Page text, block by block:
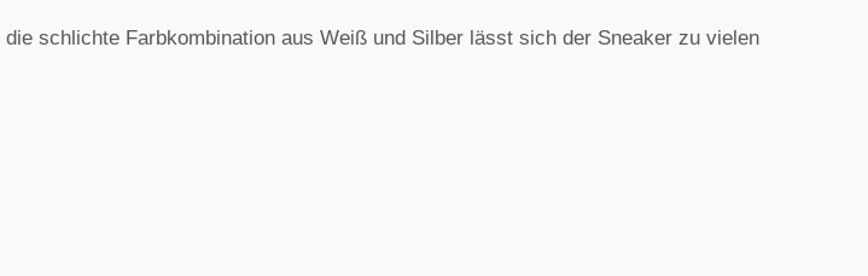
schlichte Farbkombination aus Weiß und Silber lässt sich der Sneaker zu vielen